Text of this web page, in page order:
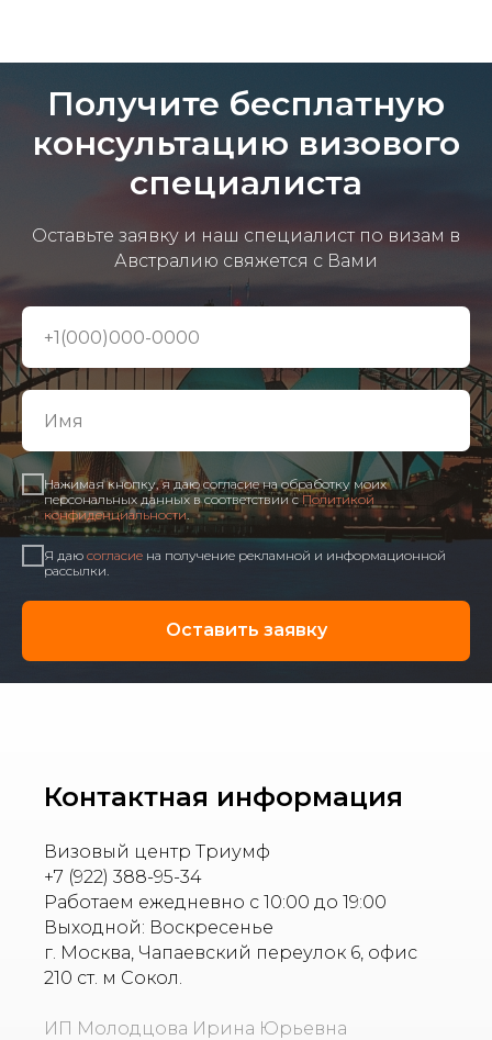
Получите бесплатную
консультацию визового
специалиста
Оставьте заявку и наш специалист по визам в
Австралию свяжется с Вами
Нажимая кнопку, я даю согласие на обработку моих
персональных данных в соответствии сПолитикой
конфиденциальности.
Я даю согласие на получение рекламной и информационной
рассылки.
Оставить заявку
Контактная информация
Визовый центр Триумф
+7 (922) 388-95-34
Работаем ежедневно с 10:00 до 19:00
Выходной: Воскресенье
г. Москва, Чапаевский переулок 6, офис
210 ст. м Сокол.
ИП Молодцова Ирина Юрьевна